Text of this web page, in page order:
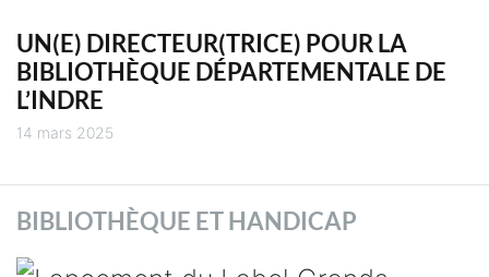
UN(E) DIRECTEUR(TRICE) POUR LA
BIBLIOTHÈQUE DÉPARTEMENTALE DE
L’INDRE
14 mars 2025
BIBLIOTHÈQUE ET HANDICAP